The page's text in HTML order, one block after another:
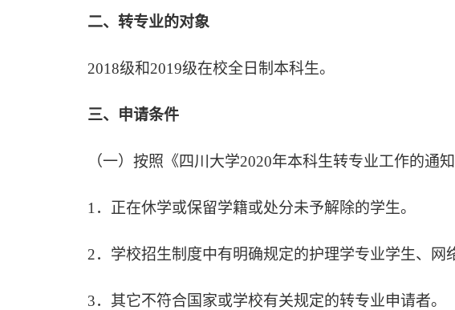
二、转专业的对象
2018级和2019级在校全日制本科生。
三、申请条件
（一）按照《四川大学2020年本科生转专业工作的通
1 ．正在休学或保留学籍或处分未予解除的学生。
2．学校招生制度中有明确规定的护理学专业学生、网
3．其它不符合国家或学校有关规定的转专业申请者。